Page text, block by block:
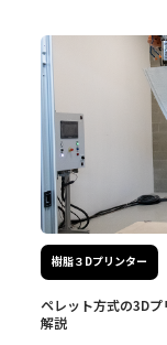
樹脂３Dプリンター
ペレット方式の3D
解説